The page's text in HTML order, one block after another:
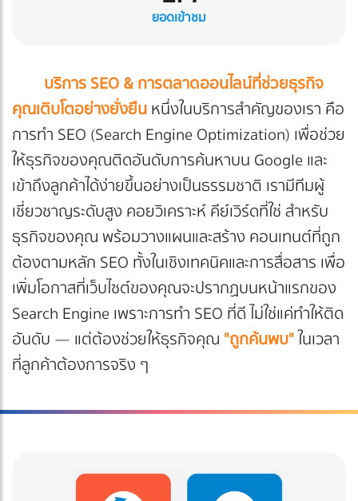
ยอดเข้าชม
บริการ SEO & การตลาดออนไลน์ที่ช่วยธุรกิจ
คุณเติบโตอย่างยั่งยืนหนึ่งในบริการสำคัญของเรา คือ
การทำ SEO (Search Engine Optimization) เพื่อช่วย
ให้ธุรกิจของคุณติดอันดับการค้นหาบน Google และ
เข้าถึงลูกค้าได้ง่ายขึ้นอย่างเป็นธรรมชาติ เรามีทีมผู้
เชี่ยวชาญระดับสูง คอยวิเคราะห์ คีย์เวิร์ดที่ใช่ สำหรับ
ธุรกิจของคุณ พร้อมวางแผนและสร้าง คอนเทนต์ที่ถูก
ต้องตามหลัก SEO ทั้งในเชิงเทคนิคและการสื่อสาร เพื่อ
เพิ่มโอกาสที่เว็บไซต์ของคุณจะปรากฏบนหน้าแรกของ
Search Engine เพราะการทำ SEO ที่ดี ไม่ใช่แค่ทำให้ติด
อันดับ — แต่ต้องช่วยให้ธุรกิจคุณ "ถูกค้นพบ"ในเวลา
ที่ลูกค้าต้องการจริง ๆ